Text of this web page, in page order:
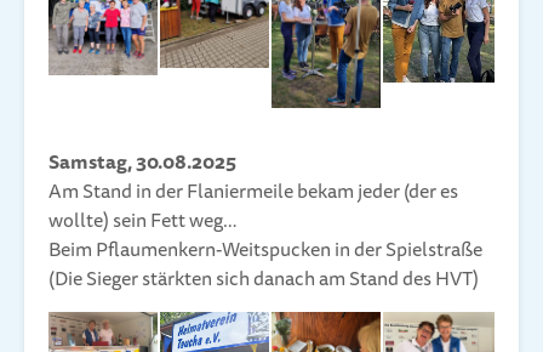
Samstag, 30.08.2025
Am Stand in der Flaniermeile bekam jeder (der es
wollte) sein Fett weg…
Beim Pflaumenkern-Weitspucken in der Spielstraße
(Die Sieger stärkten sich danach am Stand des HVT)